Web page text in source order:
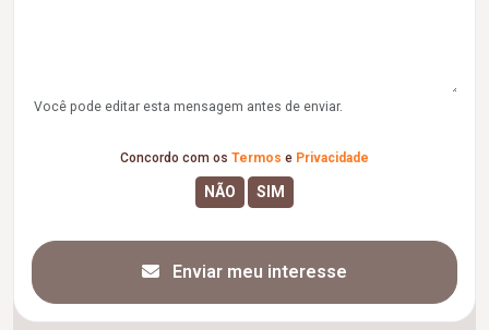
Você pode editar esta mensagem antes de enviar.
Concordo com os Termos e Privacidade
Enviar meu interesse